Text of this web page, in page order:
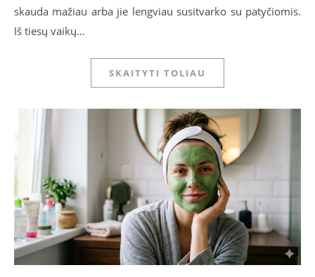
skauda mažiau arba jie lengviau susitvarko su patyčiomis.
Iš tiesų vaikų…
SKAITYTI TOLIAU